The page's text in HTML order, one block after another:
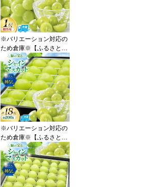
県 韮崎市 20745480 RE
GALO] シャインマスカッ
ト マスカット ふるさと
納税 ギフト 山梨県産 ぶ
どう 果物 ブドウ ◎
※バリエーション対応の
ため倉庫※【ふるさと納
税】 【2026年発送】 シ
ャインマスカット 先行予
約 贈答用 1房 600g 以上
[REGALO 山梨県 韮崎市
20745495] シャイン マ
スカット ブドウ ぶどう
葡萄 フルーツ 果物 くだ
もの 旬 山梨 ギフト 贈り
物
※バリエーション対応の
ため倉庫※【ふるさと納
税】 【2026年発送】 シ
ャインマスカット 先行予
約 ひと口 BOX 18粒入り
約 200g [REGALO 山梨
県 韮崎市 20745496] シ